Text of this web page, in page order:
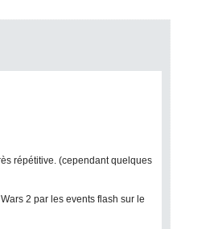
répétitive. (cependant quelques
2 par les events flash sur le